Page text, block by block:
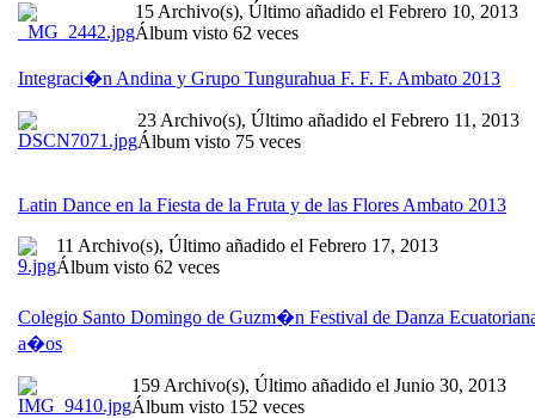
15 Archivo(s), Último añadido el Febrero 10, 2013
Álbum visto 62 veces
Integraci�n Andina y Grupo Tungurahua F. F. F. Ambato 2013
23 Archivo(s), Último añadido el Febrero 11, 2013
Álbum visto 75 veces
Latin Dance en la Fiesta de la Fruta y de las Flores Ambato 2013
11 Archivo(s), Último añadido el Febrero 17, 2013
Álbum visto 62 veces
Colegio Santo Domingo de Guzm�n Festival de Danza
a�os
159 Archivo(s), Último añadido el Junio 30, 2013
Álbum visto 152 veces